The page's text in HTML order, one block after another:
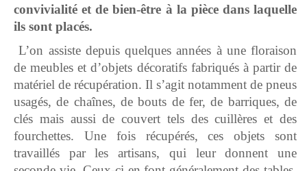
convivialité et de bien-être à la pièce dans laquelle
ils sont placés.
L’on assiste depuis quelques années à une floraison
de meubles et d’objets décoratifs fabriqués à partir de
matériel de récupération. Il s’agit notamment de pneus
usagés, de chaînes, de bouts de fer, de barriques, de
clés mais aussi de couvert tels des cuillères et des
fourchettes. Une fois récupérés, ces objets sont
travaillés par les artisans, qui leur donnent une